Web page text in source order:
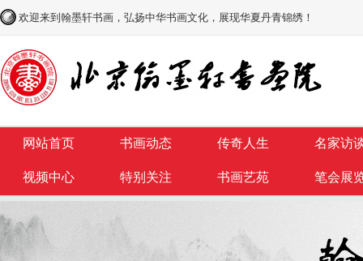
欢迎来到翰墨轩书画，弘扬中华书画文化，展现华夏丹青锦绣！
网站首页 书画动态 传奇人生 名家访
视频中心 特别关注 书画艺苑 笔会展